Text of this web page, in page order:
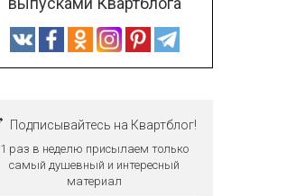
Подписывайтесь на Квартблог!
1 раз в неделю присылаем только
самый душевный и интересный
материал